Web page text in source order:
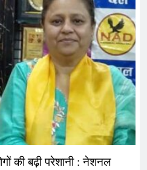
की बढ़ी परेशानी : नेशनल